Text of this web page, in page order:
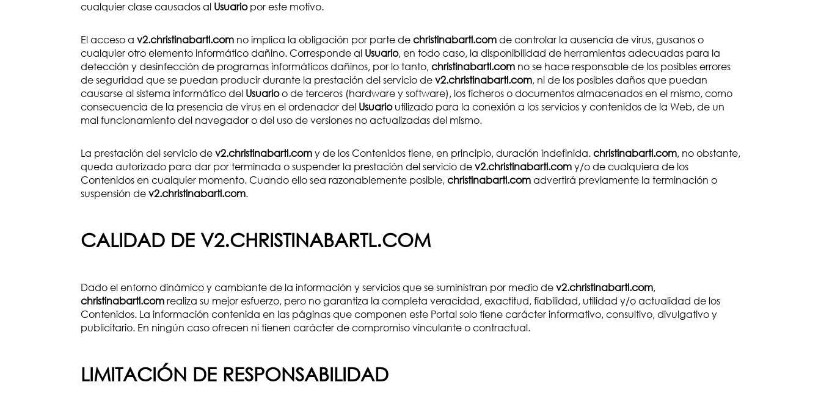
cualquier clase causados al Usuariopor este motivo.
El acceso a v2.christinabartl.com no implica la obligación por parte de christinabartl.com de controlar la ausencia de virus, gusanos o
cualquier otro elemento informático dañino. Corresponde al Usuario, en todo caso, la disponibilidad de herramientas adecuadas para la
detección y desinfección de programas informáticos dañinos, por lo tanto, christinabartl.com no se hace responsable de los posibles errores
de seguridad que se puedan producir durante la prestación del servicio de v2.christinabartl.com, ni de los posibles daños que puedan
causarse al sistema informático del Usuarioo de terceros (hardware y software), los ficheros o documentos almacenados en el mismo, como
consecuencia de la presencia de virus en el ordenador del Usuarioutilizado para la conexión a los servicios y contenidos de la Web, de un
mal funcionamiento del navegador o del uso de versiones no actualizadas del mismo.
La prestación del servicio de v2.christinabartl.com y de los Contenidos tiene, en principio, duración indefinida. christinabartl.com, no obstante,
queda autorizado para dar por terminada o suspender la prestación del servicio de v2.christinabartl.com y/o de cualquiera de los
Contenidos en cualquier momento. Cuando ello sea razonablemente posible, christinabartl.com advertirá previamente la terminación o
suspensión de v2.christinabartl.com.
CALIDAD DE V2.CHRISTINABARTL.COM
Dado el entorno dinámico y cambiante de la información y servicios que se suministran por medio de v2.christinabartl.com,
christinabartl.com realiza su mejor esfuerzo, pero no garantiza la completa veracidad, exactitud, fiabilidad, utilidad y/o actualidad de los
Contenidos. La información contenida en las páginas que componen este Portal solo tiene carácter informativo, consultivo, divulgativo y
publicitario. En ningún caso ofrecen ni tienen carácter de compromiso vinculante o contractual.
LIMITACIÓN DE RESPONSABILIDAD